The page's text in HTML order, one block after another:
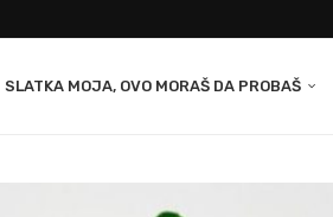
SLATKA MOJA, OVO MORAŠ DA PROBAŠ